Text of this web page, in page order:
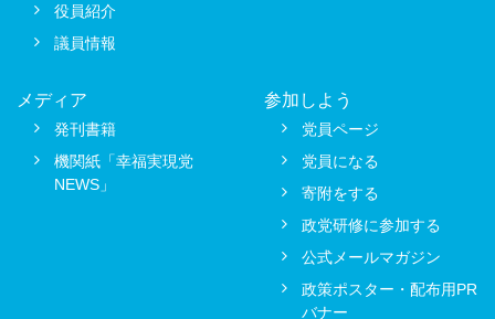
役員紹介
議員情報
メディア
発刊書籍
機関紙「幸福実現党
NEWS」
参加しよう
党員ページ
党員になる
寄附をする
政党研修に参加する
公式メールマガジン
政策ポスター・配布用PR
バナー